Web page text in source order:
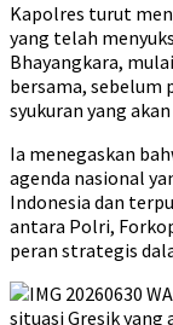
Kapolres turut
yang telah
Bhayangkara,
bersama, sebelum
syukuran yang
Ia menegaskan
agenda nasional
Indonesia dan
antara Polri,
peran strategis
situasi Gresik yang